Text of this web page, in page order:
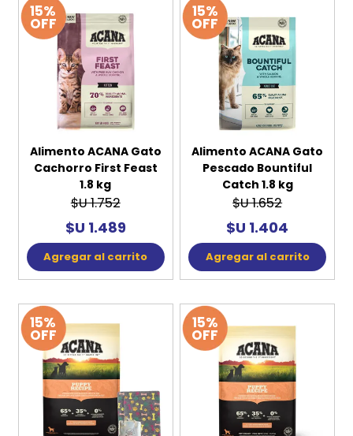
15%
OFF
Alimento ACANA Gato
Cachorro First Feast
1.8 kg
$U 1.752
$U 1.489
Agregar al carrito
15%
OFF
Alimento ACANA Gato
Pescado Bountiful
Catch 1.8 kg
$U 1.652
$U 1.404
Agregar al carrito
15%
OFF
15%
OFF